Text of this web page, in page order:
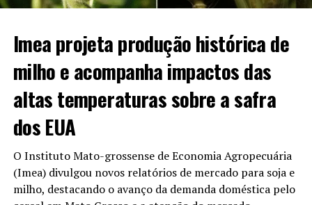
apresenta os seguintes destaques:
Vantagem no varejo:Com média de R$ 3,74/l, os
postos mato-grossenses perdem em preço baixo
apenas para São Paulo (R$ 3,70/l).
Comparativo anual:
representa um recuo de 5,79% em relação ao
mesmo período de 2025, quando o litro custava R$
3,97.
Imea projeta produção histórica de
milho e acompanha impactos das
altas temperaturas sobre a safra
dos EUA
O Instituto Mato-grossense de Economia Agropecuária
(Imea) divulgou novos relatórios de mercado para soja e
milho, destacando o avanço da demanda doméstica pelo